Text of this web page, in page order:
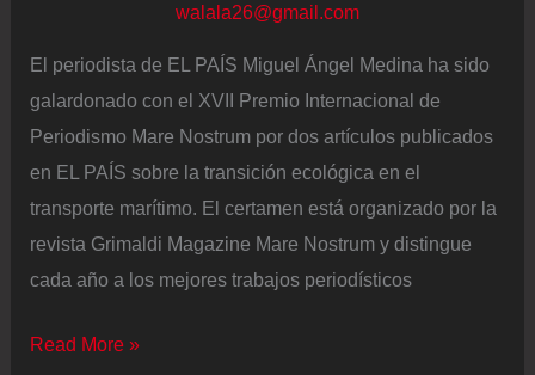
walala26@gmail.com
El periodista de EL PAÍS Miguel Ángel Medina ha sido
galardonado con el XVII Premio Internacional de
Periodismo Mare Nostrum por dos artículos publicados
en EL PAÍS sobre la transición ecológica en el
transporte marítimo. El certamen está organizado por la
revista Grimaldi Magazine Mare Nostrum y distingue
cada año a los mejores trabajos periodísticos
El
Read More »